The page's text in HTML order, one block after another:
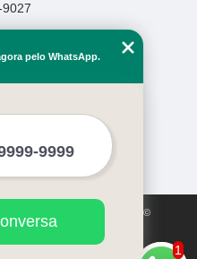
site
de direitos autorais. Copyright©
1998)
1
pelo WhatsApp.